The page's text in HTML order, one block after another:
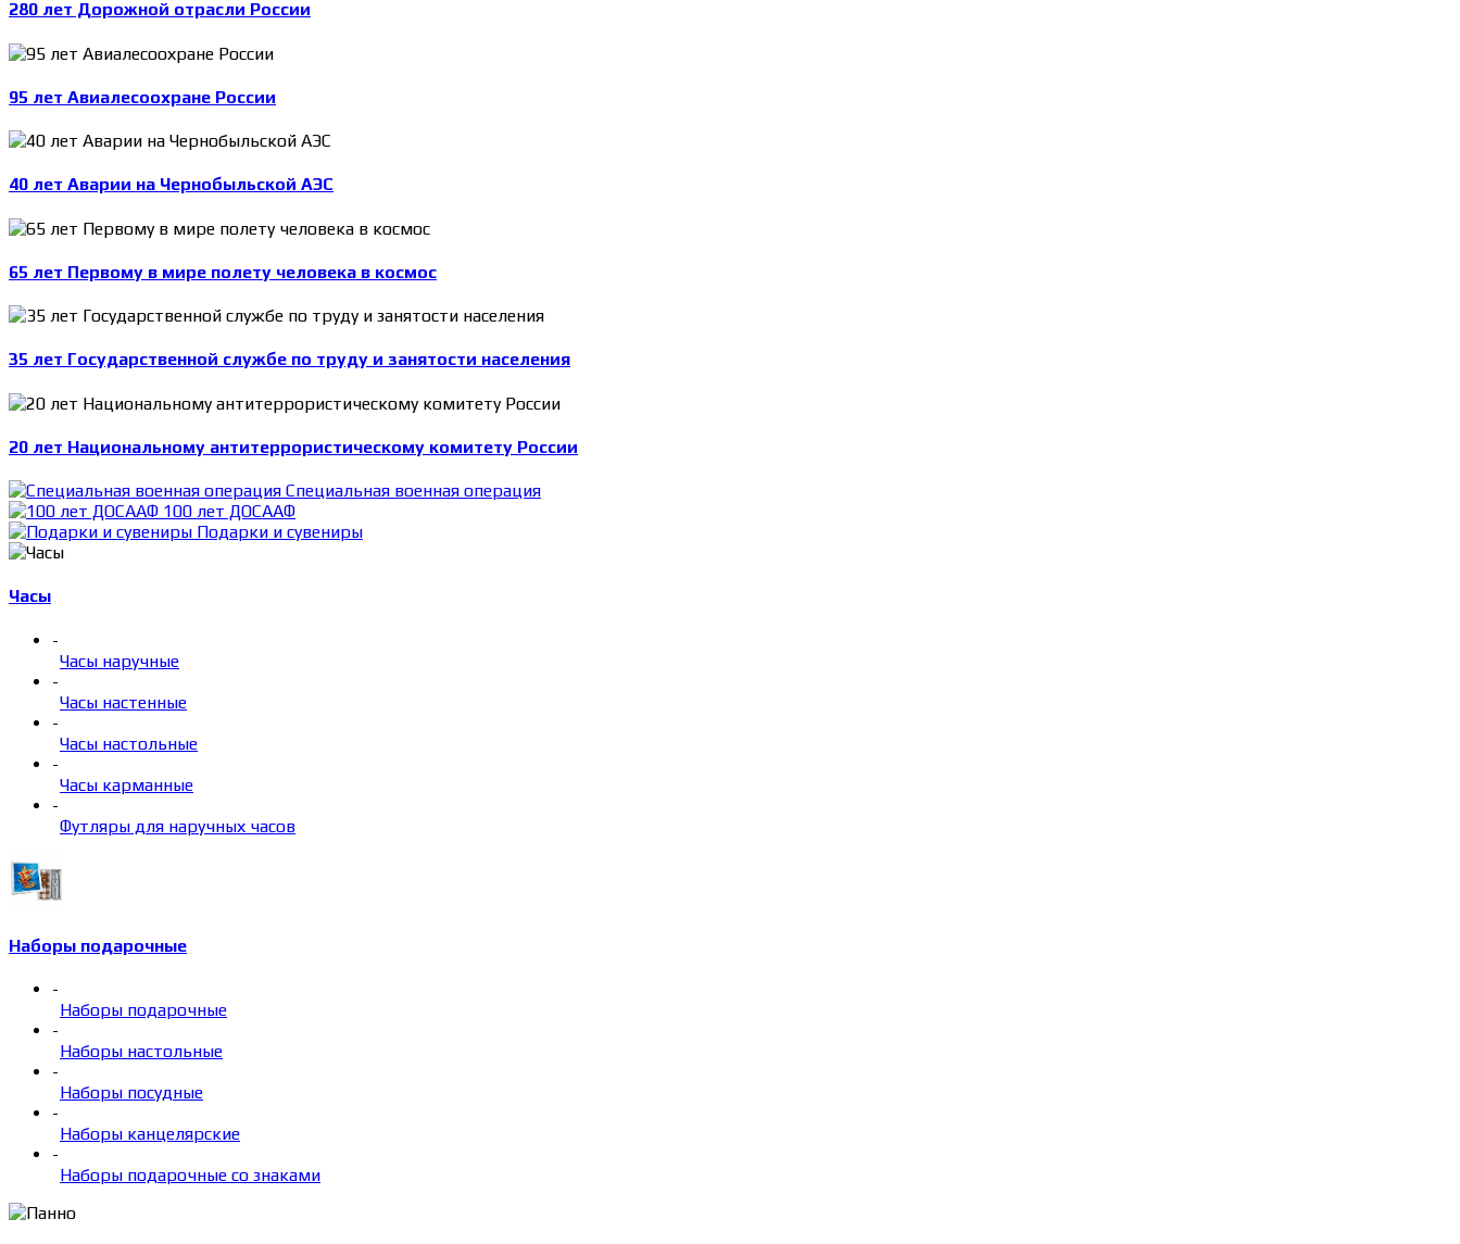
280 лет Дорожной отрасли России
95 лет Авиалесоохране России
40 лет Аварии на Чернобыльской АЭС
65 лет Первому в мире полету человека в космос
35 лет Государственной службе по труду и занятости населения
20 лет Национальному антитеррористическому комитету России
Специальная военная операция
100 лет ДОСААФ
Подарки и сувениры
Часы
-
Часы наручные
-
Часы настенные
-
Часы настольные
-
Часы карманные
-
Футляры для наручных часов
Наборы подарочные
-
Наборы подарочные
-
Наборы настольные
-
Наборы посудные
-
Наборы канцелярские
-
Наборы подарочные со знаками